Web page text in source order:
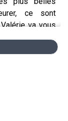
ce sont
va vous
interdit, son